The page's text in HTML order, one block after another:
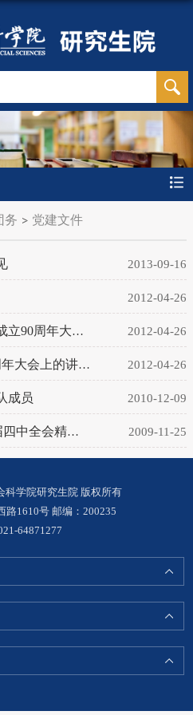
务 党建文件
2013-09-16
2012-04-26
胡锦涛：在庆祝中国共产党成立90周年大会上的讲话 2012-04-26
胡锦涛在纪念辛亥革命100周年大会上的讲话 2012-04-26
成员 2010-12-09
童世骏书记党课讲稿--十七届四中全会精神解读 2009-11-25
科学院研究生院 版权所有
路1610号 邮编：200235
64871277